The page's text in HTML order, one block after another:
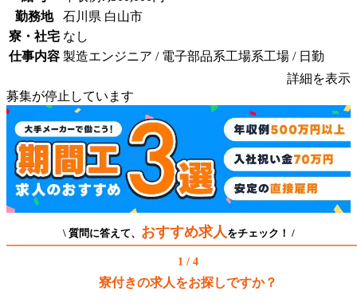
勤務地
石川県 白山市
寮・社宅 なし
仕事内容 製造エンジニア / 電子部品系工場系工場 / 日勤
詳細を表示
募集が停止しています
\ 質問に答えて、 おすすめ求人 をチェック！ /
1 / 4
寮付きの求人をお探しですか？